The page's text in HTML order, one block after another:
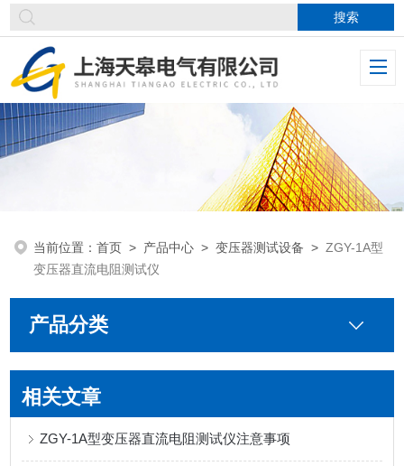
当前位置：首页 > 产品中心 >变压器测试设备 >ZGY-1A型
变压器直流电阻测试仪
产品分类
相关文章
ZGY-1A型变压器直流电阻测试仪注意事项